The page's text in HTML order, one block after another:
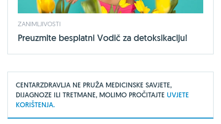
ZANIMLJIVOSTI
Preuzmite besplatni Vodič za detoksikaciju!
CENTARZDRAVLJA NE PRUŽA MEDICINSKE SAVJETE,
DIJAGNOZE ILI TRETMANE, MOLIMO PROČITAJTE UVJETE
KORIŠTENJA.